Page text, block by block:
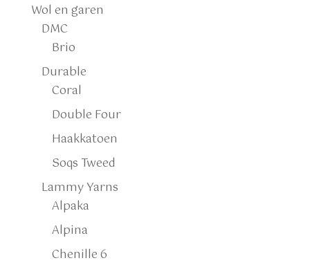
Wol en garen
DMC
Brio
Durable
Coral
Double Four
Haakkatoen
Soqs Tweed
Lammy Yarns
Alpaka
Alpina
Chenille 6